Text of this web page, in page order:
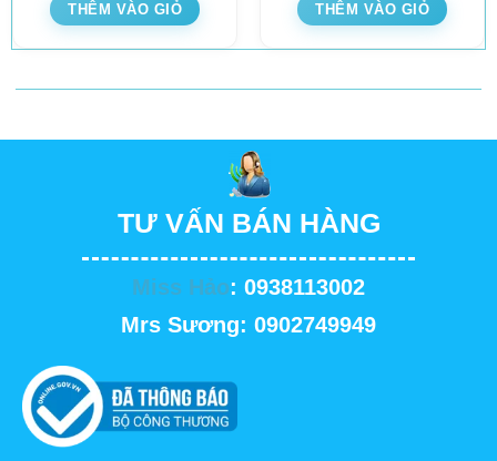
THÊM VÀO GIỎ THÊM VÀO GIỎ
TƯ VẤN BÁN HÀNG
Miss Hảo: 0938113002
Mrs Sương: 0902749949